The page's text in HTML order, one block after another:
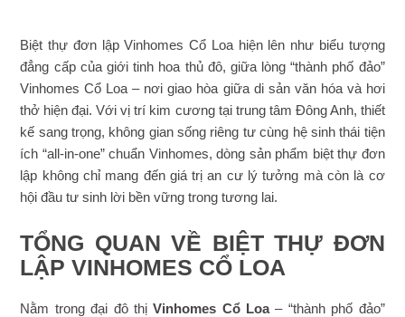
Biệt thự đơn lập Vinhomes Cổ Loa hiện lên như biểu tượng
đẳng cấp của giới tinh hoa thủ đô, giữa lòng “thành phố đảo”
Vinhomes Cổ Loa – nơi giao hòa giữa di sản văn hóa và hơi
thở hiện đại. Với vị trí kim cương tại trung tâm Đông Anh, thiết
kế sang trọng, không gian sống riêng tư cùng hệ sinh thái tiện
ích “all-in-one” chuẩn Vinhomes, dòng sản phẩm biệt thự đơn
lập không chỉ mang đến giá trị an cư lý tưởng mà còn là cơ
hội đầu tư sinh lời bền vững trong tương lai.
TỔNG QUAN VỀ BIỆT THỰ ĐƠN
LẬP VINHOMES CỔ LOA
Nằm trong đại đô thịVinhomes Cổ Loa– “thành phố đảo”